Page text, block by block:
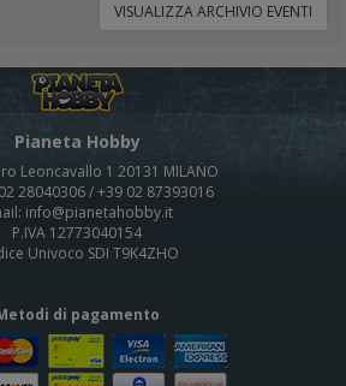
VISUALIZZA ARCHIVIO EVENTI
Pianeta Hobby
Leoncavallo 1 20131 MILANO
28040306 / +39 02 87393016
info@pianetahobby.it
P.IVA 12773040154
Univoco SDI T9K4ZHO
di pagamento